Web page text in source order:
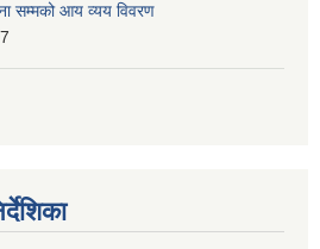
सम्मको आय व्यय विवरण